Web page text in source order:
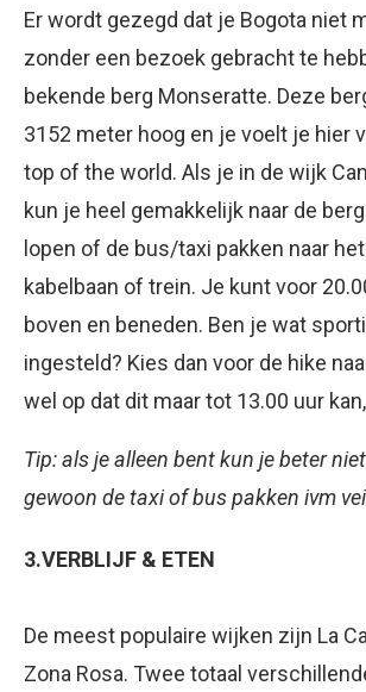
Er wordt gezegd dat je Bogota niet
zonder een bezoek gebracht te
bekende berg Monseratte. Deze
3152 meter hoog en je voelt je hier
top of the world. Als je in de wijk
kun je heel gemakkelijk naar de
lopen of de bus/taxi pakken naar
kabelbaan of trein. Je kunt voor
boven en beneden. Ben je wat
ingesteld? Kies dan voor de hike
wel op dat dit maar tot 13.00 uur
Tip: als je alleen bent kun je beter
gewoon de taxi of bus pakken ivm
3.VERBLIJF & ETEN
De meest populaire wijken zijn La
Zona Rosa. Twee totaal